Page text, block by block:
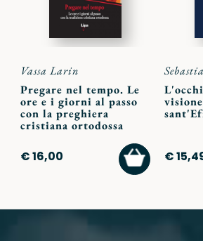
Vassa Larin
Pregare nel tempo. Le
ore e i giorni al passo
con la preghiera
cristiana ortodossa
€ 16,00
AGGIUNGI
AL
CARRELLO
€